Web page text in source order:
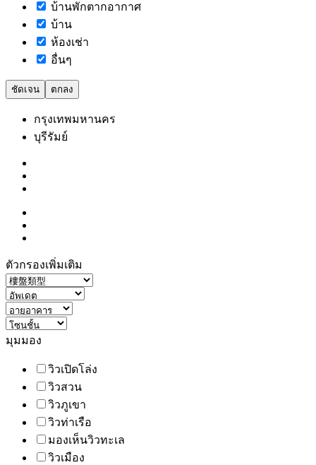
บ้านพักตากอากาศ
บ้าน
ห้องเช่า
อื่นๆ
ชัดเจน ตกลง
กรุงเทพมหานคร
บุรีรัมย์
ตัวกรองเพิ่มเติม
มุมมอง
วิวเปิดโล่ง
วิวสวน
วิวภูเขา
วิวท่าเรือ
มองเห็นวิวทะเล
วิวเมือง